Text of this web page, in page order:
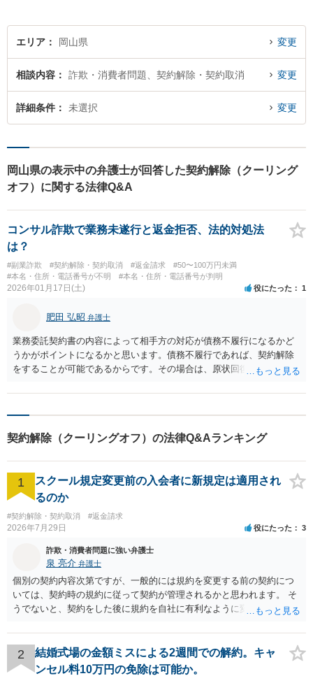
エリア 岡山県 変更
相談内容 詐欺・消費者問題、契約解除・契約取消 変更
詳細条件 未選択 変更
岡山県の表示中の弁護士が回答した契約解除（クーリング
オフ）に関する法律Q&A
コンサル詐欺で業務未遂行と返金拒否、法的対処法
は？
#副業詐欺 #契約解除・契約取消 #返金請求
#50〜100万円未満
#本名・住所・電話番号が不明
#本名・住所・電話番号が判明
2026年01月17日(土) 役にたった 1
肥田 弘昭 弁護士
業務委託契約書の内容によって相手方の対応が債務不履行になるかど
うかがポイントになるかと思います。債務不履行であれば、契約解除
をすることが可能であるからです。その場合は、原状回復請求権とし
どについて一度弁護士に面談相談をすることをお勧めします。ご参考
契約解除（クーリングオフ）の法律Q&Aランキング
1
スクール規定変更前の入会者に新規定は適用され
るのか
#契約解除・契約取消 #返金請求
2026年7月29日 役にたった 3
詐欺・消費者問題に強い弁護士
泉 亮介 弁護士
個別の契約内容次第ですが、一般的には規約を変更する前の契約につ
いては、契約時の規約に従って契約が管理されるかと思われます。 そ
うでないと、契約をした後に規約を自社に有利なように変更し、それ
る場合があるかと思われます。
2
結婚式場の金額ミスによる2週間での解約。キャ
ンセル料10万円の免除は可能か。